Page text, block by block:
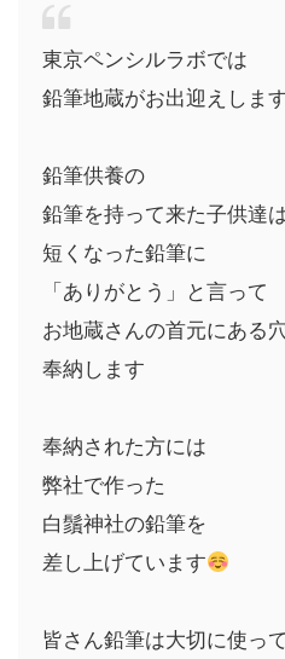
東京ペンシルラボでは
鉛筆地蔵がお出迎えしま
鉛筆供養の
鉛筆を持って来た子供達
短くなった鉛筆に
「ありがとう」と言って
お地蔵さんの首元にある
奉納します
奉納された方には
弊社で作った
白鬚神社の鉛筆を
差し上げています
皆さん鉛筆は大切に使っ